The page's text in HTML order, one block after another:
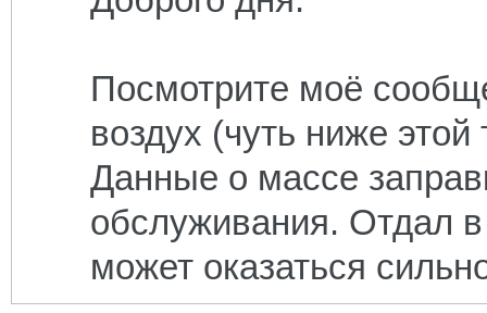
Посмотрите моё
воздух (чуть ниже
Данные о массе
обслуживания. Отдал
может оказаться